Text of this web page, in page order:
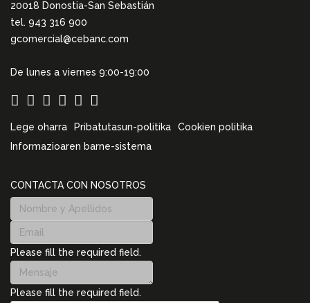
20018 Donostia-San Sebastián
tel. 943 316 900
gcomercial@cebanc.com
De lunes a viernes 9:00-19:00
Lege oharra Pribatutasun-politika
Cookien politika
Informazioaren barne-sistema
CONTACTA CON NOSOTROS
Please fill the required field.
Please fill the required field.